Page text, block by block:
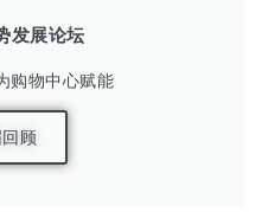
发展论坛
购物中心赋能
顾